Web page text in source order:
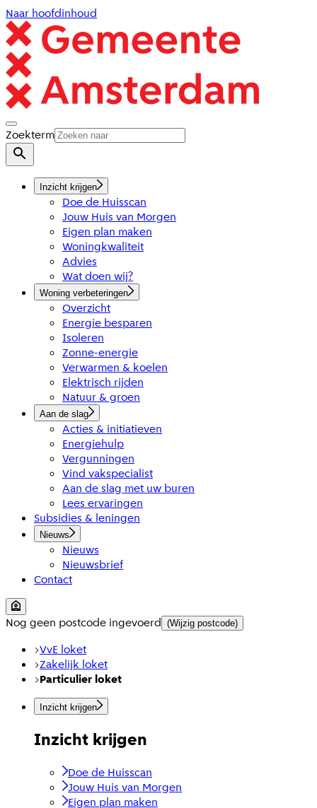
Naar hoofdinhoud
Zoekterm
Inzicht krijgen
Doe de Huisscan
Jouw Huis van Morgen
Eigen plan maken
Woningkwaliteit
Advies
Wat doen wij?
Woning verbeteringen
Overzicht
Energie besparen
Isoleren
Zonne-energie
Verwarmen & koelen
Elektrisch rijden
Natuur & groen
Aan de slag
Acties & initiatieven
Energiehulp
Vergunningen
Vind vakspecialist
Aan de slag met uw buren
Lees ervaringen
Subsidies & leningen
Nieuws
Nieuws
Nieuwsbrief
Contact
Nog geen postcode ingevoerd (Wijzig postcode)
VvE loket
Zakelijk loket
Particulier loket
Inzicht krijgen
Inzicht krijgen
Doe de Huisscan
Jouw Huis van Morgen
Eigen plan maken